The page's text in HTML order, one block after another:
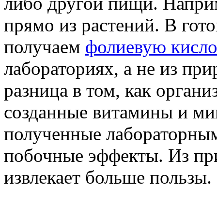
прямо из растений. В
получаем фолиевую
лабораториях, а не из
разница в том, как
созданные витамины и
полученные
побочные эффекты. Из
извлекает больше пользы.